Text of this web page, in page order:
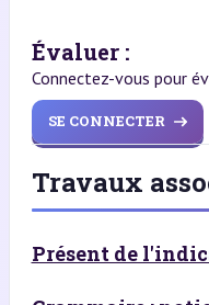
Évaluer :
Connectez-vous pour
SE CONNECTER
Travaux
Présent de